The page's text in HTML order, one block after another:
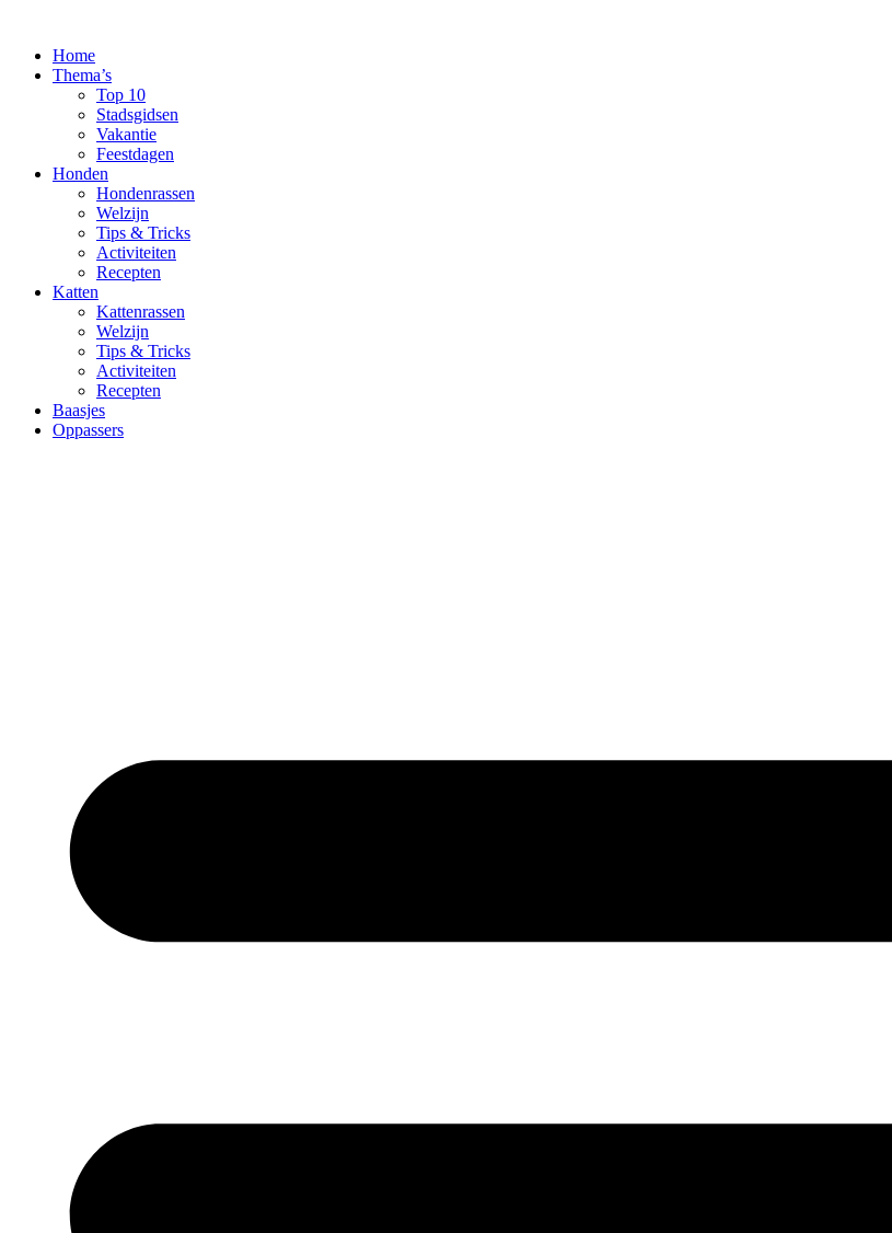
inhoud
Home
Thema’s
Top 10
Stadsgidsen
Vakantie
Feestdagen
Honden
Hondenrassen
Welzijn
Tips & Tricks
Activiteiten
Recepten
Katten
Kattenrassen
Welzijn
Tips & Tricks
Activiteiten
Recepten
Baasjes
Oppassers